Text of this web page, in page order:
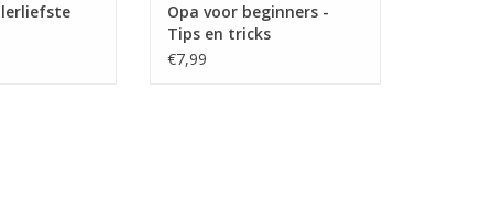
Opa voor beginners -
Tips en tricks
€7,99